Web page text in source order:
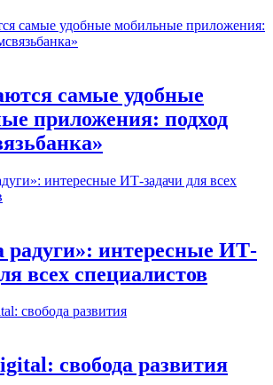
самые удобные
приложения: подход
радуги»: интересные ИТ-
всех специалистов
свобода развития